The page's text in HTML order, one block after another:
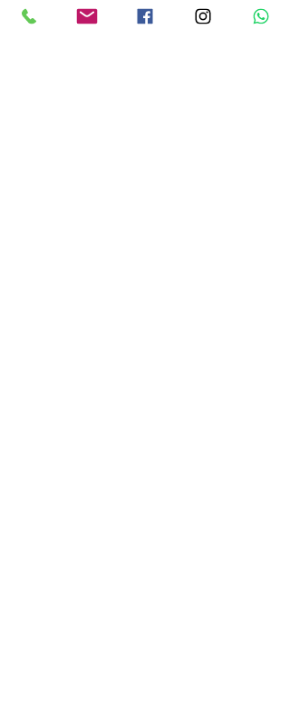
די רוסי, תל אביב-יפו, ישראל